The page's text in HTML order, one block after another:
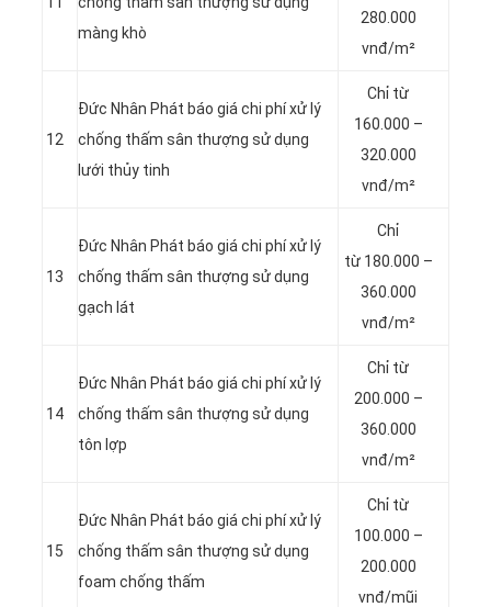
màng khò
280.000
vnđ/m²
12
Đức Nhân Phát báo giá chi phí xử lý
chống thấm sân thượng sử dụng
lưới thủy tinh
Chỉ từ
160.000 –
320.000
vnđ/m²
13
Đức Nhân Phát báo giá chi phí xử lý
chống thấm sân thượng sử dụng
gạch lát
Chỉ
từ 180.000 –
360.000
vnđ/m²
14
Đức Nhân Phát báo giá chi phí xử lý
chống thấm sân thượng sử dụng
tôn lợp
Chỉ từ
200.000 –
360.000
vnđ/m²
15
Đức Nhân Phát báo giá chi phí xử lý
chống thấm sân thượng sử dụng
foam chống thấm
Chỉ từ
100.000 –
200.000
vnđ/mũi